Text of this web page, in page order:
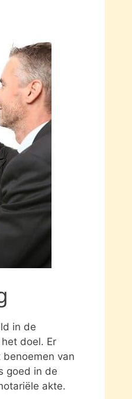
in de
doel. Er
van
goed in de
akte.